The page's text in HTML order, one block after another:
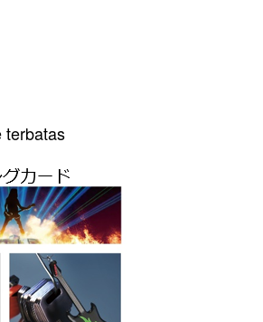
terbatas